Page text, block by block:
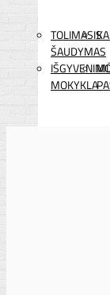
TOLIMASIS
ŠAUDYMAS
MOKYKLA